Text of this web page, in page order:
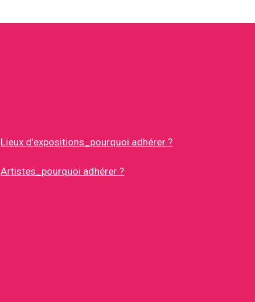
Lieux d’expositions_pourquoi adhérer ?
Artistes_pourquoi adhérer ?